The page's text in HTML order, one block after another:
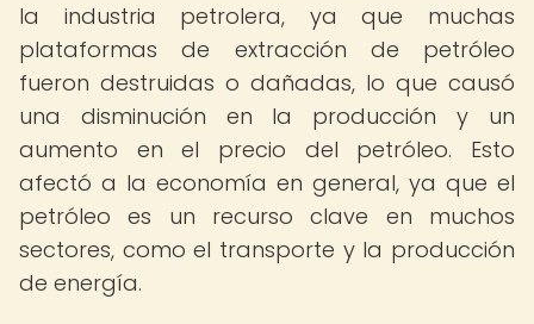
la industria petrolera, ya que muchas
plataformas de extracción de petróleo
fueron destruidas o dañadas, lo que causó
una disminución en la producción y un
aumento en el precio del petróleo. Esto
afectó a la economía en general, ya que el
petróleo es un recurso clave en muchos
sectores, como el transporte y la producción
de energía.